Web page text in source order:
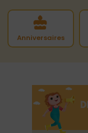
Anniversaires